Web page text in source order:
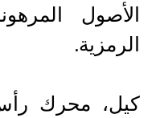
الرمزية.
كيل، محرك